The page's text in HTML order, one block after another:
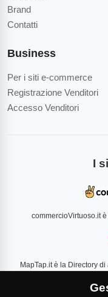
Brand
Contatti
Business
Per i siti e-commerce
Registrazione Venditori
Accesso Venditori
I
commercioVirtuoso.it
MapTap.it è la Directory